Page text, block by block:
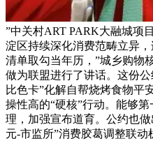
”中关村ART PARK大融城项
淀区持续深化消费范畴立异
清单取勾当年历，”城乡购物
做为联盟进行了讲话。这份
比色卡”化解自帮烧烤食物平
操性高的“硬核”行动。能够
理，加强宣布道育。公约也
元-市监所”消费胶葛调整联